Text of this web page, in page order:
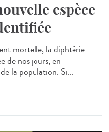
espèce
mortelle, la diphtérie
de nos jours, en
la population. Si...